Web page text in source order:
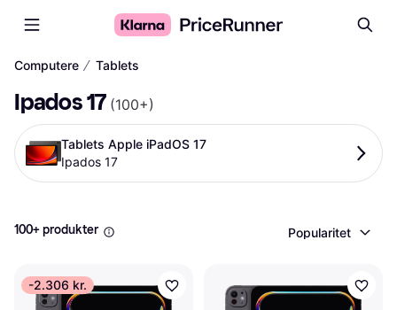
Computere ∕ Tablets
Ipados 17 (100+)
Tablets Apple iPadOS 17
Ipados 17
100+ produkter Popularitet
-2.306 kr.